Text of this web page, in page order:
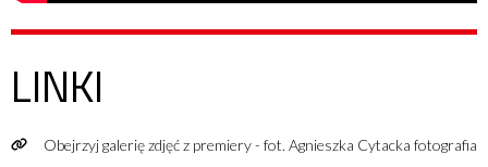
LINKI
Obejrzyj galerię zdjęć z premiery - fot. Agnieszka Cytacka fotografia